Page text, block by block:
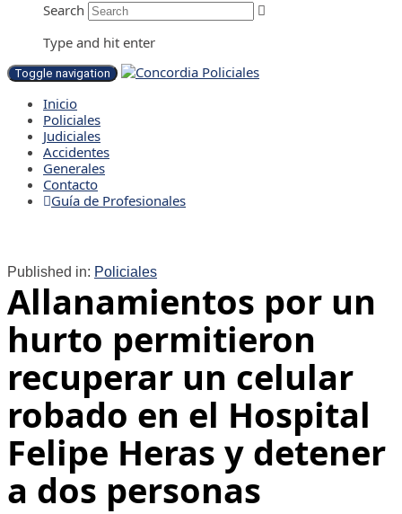
Search
Type and hit enter
Toggle navigation
Inicio
Policiales
Judiciales
Accidentes
Generales
Contacto
Guía de Profesionales
Published in: Policiales
Allanamientos por un
hurto permitieron
recuperar un celular
robado en el Hospital
Felipe Heras y detener
a dos personas